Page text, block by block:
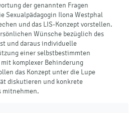
der genannten Fragen
Sexualpädagogin Ilona Westphal
und das LIS-Konzept vorstellen.
Wünsche bezüglich des
und daraus individuelle
einer selbstbestimmten
komplexer Behinderung
das Konzept unter die Lupe
diskutieren und konkrete
mitnehmen.